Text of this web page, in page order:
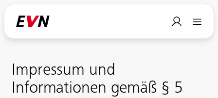
Impressum und
Informationen gemäß § 5